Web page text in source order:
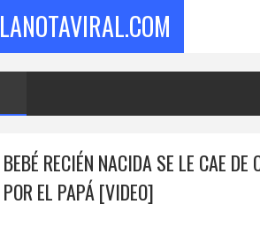
LANOTAVIRAL.COM
BEBÉ RECIÉN NACIDA SE LE CAE
POR EL PAPÁ [VIDEO]